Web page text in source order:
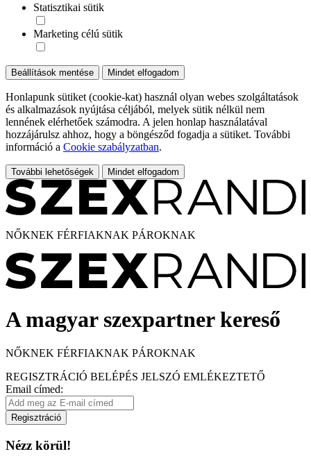
Statisztikai sütik
Marketing célú sütik
Beállítások mentése Mindet elfogadom
Honlapunk sütiket (cookie-kat) használ olyan webes szolgáltatások
és alkalmazások nyújtása céljából, melyek sütik nélkül nem
lennének elérhetőek számodra. A jelen honlap használatával
hozzájárulsz ahhoz, hogy a böngésződ fogadja a sütiket. További
információ a Cookie szabályzatban.
További lehetőségek Mindet elfogadom
NŐKNEK FÉRFIAKNAK PÁROKNAK
A magyar szexpartner kereső
NŐKNEK FÉRFIAKNAK PÁROKNAK
REGISZTRÁCIÓ BELÉPÉS JELSZÓ EMLÉKEZTETŐ
Email címed:
Regisztráció
Nézz körül!